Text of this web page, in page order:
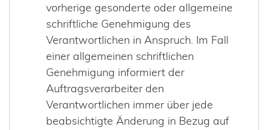
vorherige gesonderte oder allgemeine
schriftliche Genehmigung des
Verantwortlichen in Anspruch. Im Fall
einer allgemeinen schriftlichen
Genehmigung informiert der
Auftragsverarbeiter den
Verantwortlichen immer über jede
beabsichtigte Änderung in Bezug auf